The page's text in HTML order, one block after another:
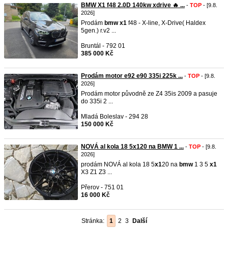
BMW X1 f48 2.0D 140kw xdrive 🔥 ... - TOP - [9.8.
2026]
Prodám bmw x1 f48 - X-line, X-Drive( Haldex
5gen.) r.v2 ...
Bruntál - 792 01
385 000 Kč
Prodám motor e92 e90 335i 225k ... - TOP - [9.8.
2026]
Prodám motor původně ze Z4 35is 2009 a pasuje
do 335i 2 ...
Mladá Boleslav - 294 28
150 000 Kč
NOVÁ al kola 18 5x120 na BMW 1 ... - TOP - [9.8.
2026]
prodám NOVÁ al kola 18 5x120 na bmw1 3 5 x1
X3 Z1 Z3 ...
Přerov - 751 01
16 000 Kč
Stránka: 1 2 3 Další